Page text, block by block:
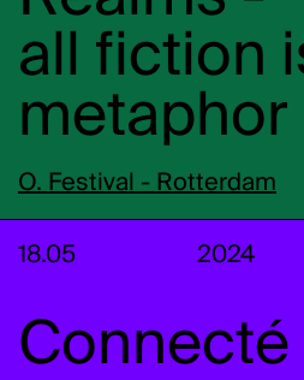
all fiction
metaphor
O. Festival - Rotterdam
18.05 2024
Connecté